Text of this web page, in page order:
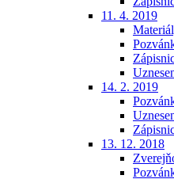
11. 4. 2019
14. 2. 2019
13. 12. 2018